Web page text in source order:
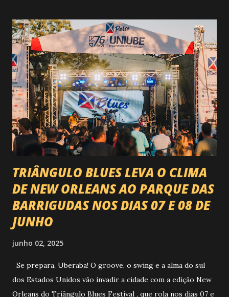
impacto é tão grande que o evento até mudou de nome:
agora é Expozebu Rodeo Shows . E não para por aí. Foto:
@circuitoranchoprimavera 🎤 LINE-UP NACIONAL QUE
VAI ESTREMECER O PARQUE Serão quatro noites , entre
24, 25, 30 de abril e 02 de maio , com oito atrações gigantes
da música brasileira , contemplando sertanejo, forró,
piseiro e sofrência nível hard: Gusttavo Lima Leonardo
Natanzinho Lima Jads & ...
TRIÂNGULO BLUES LEVA O CLIMA
DE NEW ORLEANS AO PARQUE DAS
BARRIGUDAS NOS DIAS 07 E 08 DE
JUNHO
junho 02, 2025
Se prepara, Uberaba! O groove, o swing e a alma do sul
dos Estados Unidos vão invadir a cidade com a edição New
Orleans do Triângulo Blues Festival , que rola nos dias 07 e